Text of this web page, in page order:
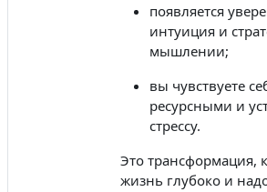
появляется
интуиция и
мышлении;
вы чувствуете
ресурсными и
стрессу.
Это трансформация,
жизнь глубоко и